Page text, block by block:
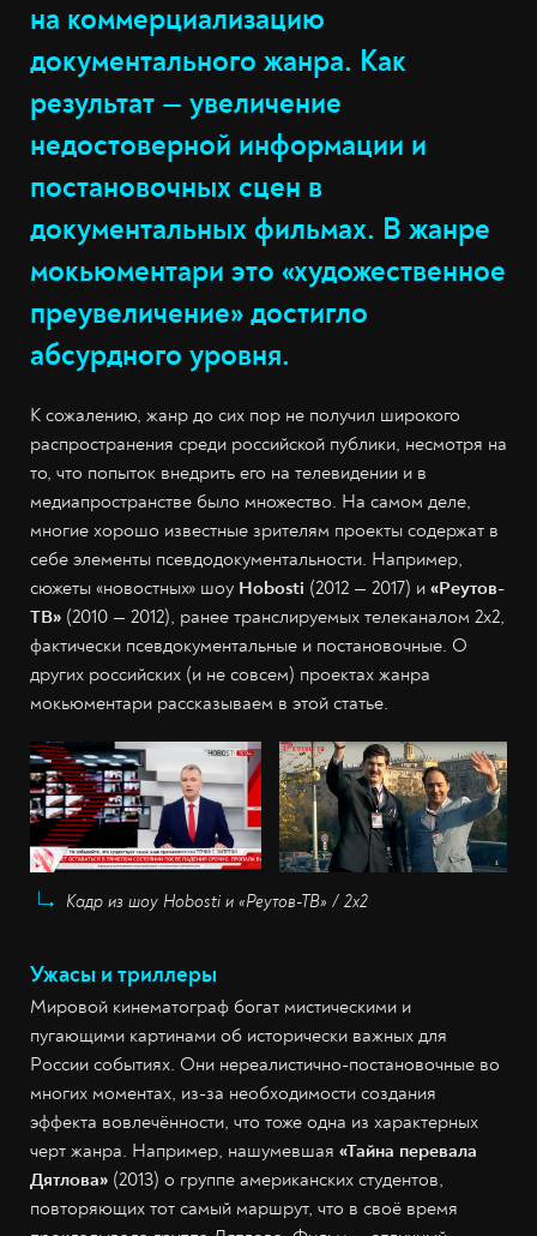
на коммерциализацию
документального жанра. Как
результат — увеличение
недостоверной информации и
постановочных сцен в
документальных фильмах. В жанре
мокьюментари это «художественное
преувеличение» достигло
абсурдного уровня.
К сожалению, жанр до сих пор не получил широкого
распространения среди российской публики, несмотря на
то, что попыток внедрить его на телевидении и в
медиапространстве было множество. На самом деле,
многие хорошо известные зрителям проекты содержат в
себе элементы псевдодокументальности. Например,
сюжеты «новостных» шоу Hobosti (2012 — 2017) и «Реутов-
ТВ» (2010 — 2012), ранее транслируемых телеканалом 2х2,
фактически псевдокументальные и постановочные. О
других российских (и не совсем) проектах жанра
мокьюментари рассказываем в этой статье.
Кадр из шоу Hobosti и «Реутов-ТВ» / 2х2
Ужасы и триллеры
Мировой кинематограф богат мистическими и
пугающими картинами об исторически важных для
России событиях. Они нереалистично-постановочные во
многих моментах, из-за необходимости создания
эффекта вовлечённости, что тоже одна из характерных
черт жанра. Например, нашумевшая «Тайна перевала
Дятлова» (2013) о группе американских студентов,
повторяющих тот самый маршрут, что в своё время